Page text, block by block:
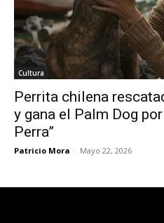
Cultura
Perrita chilena
y gana el Palm Dog
Perra”
Patricio Mora - Mayo 22, 2026